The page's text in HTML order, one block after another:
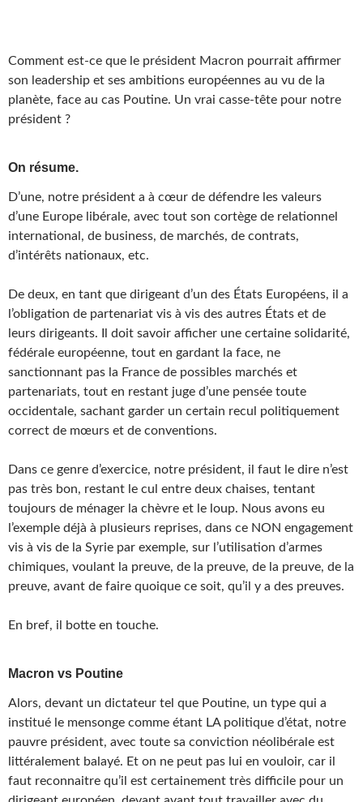
Comment est-ce que le président Macron pourrait affirmer
son leadership et ses ambitions européennes au vu de la
planète, face au cas Poutine. Un vrai casse-tête pour notre
président ?
On résume.
D’une, notre président a à cœur de défendre les valeurs
d’une Europe libérale, avec tout son cortège de relationnel
international, de business, de marchés, de contrats,
d’intérêts nationaux, etc.
De deux, en tant que dirigeant d’un des États Européens, il a
l’obligation de partenariat vis à vis des autres États et de
leurs dirigeants. Il doit savoir afficher une certaine solidarité,
fédérale européenne, tout en gardant la face, ne
sanctionnant pas la France de possibles marchés et
partenariats, tout en restant juge d’une pensée toute
occidentale, sachant garder un certain recul politiquement
correct de mœurs et de conventions.
Dans ce genre d’exercice, notre président, il faut le dire n’est
pas très bon, restant le cul entre deux chaises, tentant
toujours de ménager la chèvre et le loup. Nous avons eu
l’exemple déjà à plusieurs reprises, dans ce NON engagement
vis à vis de la Syrie par exemple, sur l’utilisation d’armes
chimiques, voulant la preuve, de la preuve, de la preuve, de la
preuve, avant de faire quoique ce soit, qu’il y a des preuves.
En bref, il botte en touche.
Macron vs Poutine
Alors, devant un dictateur tel que Poutine, un type qui a
institué le mensonge comme étant LA politique d’état, notre
pauvre président, avec toute sa conviction néolibérale est
littéralement balayé. Et on ne peut pas lui en vouloir, car il
faut reconnaitre qu’il est certainement très difficile pour un